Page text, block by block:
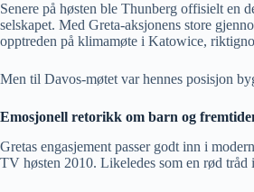
Senere på høsten ble Thunberg offisielt en
selskapet. Med Greta-aksjonens store
opptreden på klimamøte i Katowice,
Men til Davos-møtet var hennes posisjon
Emosjonell retorikk om barn og
Gretas engasjement passer godt inn i
TV høsten 2010. Likeledes som en rød